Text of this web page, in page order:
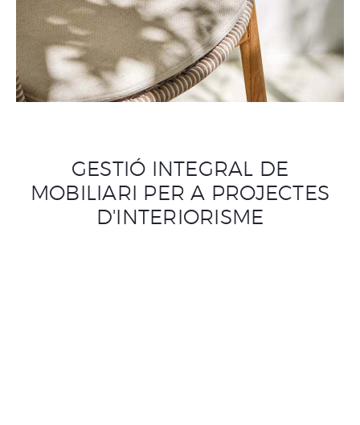
GESTIÓ INTEGRAL DE
MOBILIARI PER A PROJECTES
D'INTERIORISME